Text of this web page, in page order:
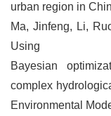
urban region in
Ma, Jinfeng, Li,
Using
Bayesian
complex
Environmental